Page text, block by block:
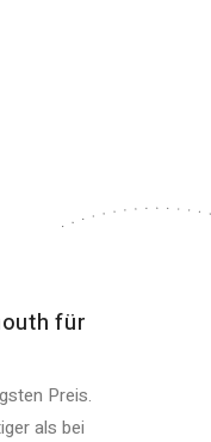
für
Preis.
als bei